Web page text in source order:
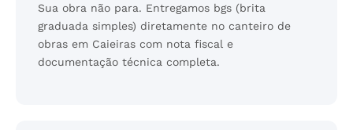
Sua obra não para. Entregamos bgs (brita
graduada simples) diretamente no canteiro de
obras em Caieiras com nota fiscal e
documentação técnica completa.